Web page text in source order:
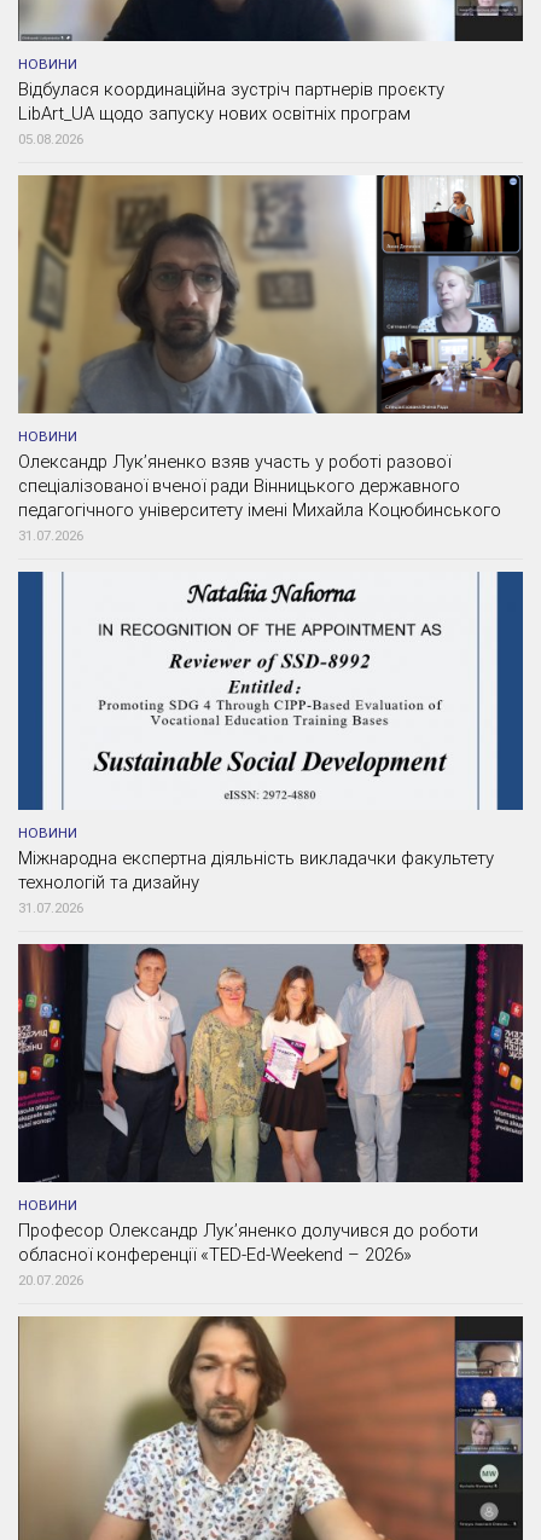
НОВИНИ
Відбулася координаційна зустріч партнерів проєкту
LibArt_UA щодо запуску нових освітніх програм
05.08.2026
НОВИНИ
Олександр Лук’яненко взяв участь у роботі разової
спеціалізованої вченої ради Вінницького державного
педагогічного університету імені Михайла Коцюбинського
31.07.2026
НОВИНИ
Міжнародна експертна діяльність викладачки факультету
технологій та дизайну
31.07.2026
НОВИНИ
Професор Олександр Лук’яненко долучився до роботи
обласної конференції «TED-Ed-Weekend – 2026»
20.07.2026